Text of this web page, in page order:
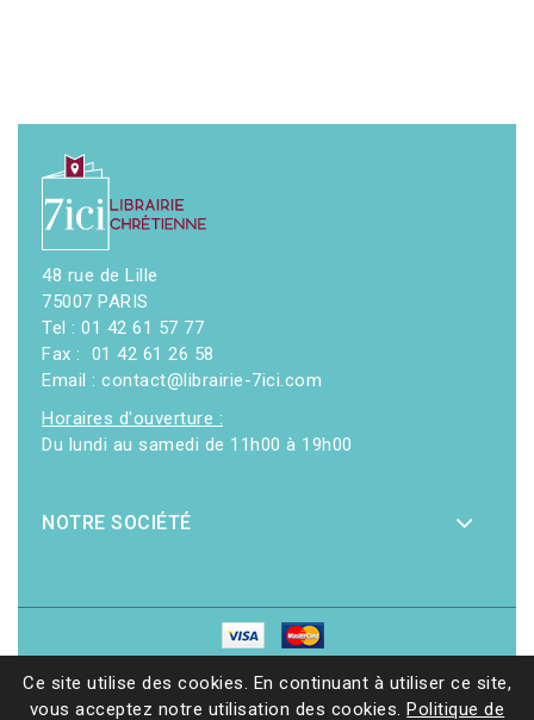
48 rue de Lille
75007 PARIS
Tel : 01 42 61 57 77
Fax : 01 42 61 26 58
Email : contact@librairie-7ici.com
Horaires d'ouverture :
Du lundi au samedi de 11h00 à 19h00
NOTRE SOCIÉTÉ
Ce site utilise des cookies. En continuant à utiliser ce site,
vous acceptez notre utilisation des cookies. Politique de
© 2026 - Librairie 7ici| Site web réalisé par Ethicweb